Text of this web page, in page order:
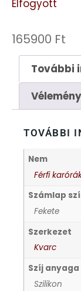
Elfogyott
165900 Ft
További
TOVÁBBI
Nem
Férfi
Számlap
Fekete
Szerkezet
Kvarc
Szíj anyaga
Szilikon
FRANCIS
GUESS
HÁLÓZATI ÓRÁK
HOLLÓHÁZI
ICE WATCH
KANDALLÓÓRÁK